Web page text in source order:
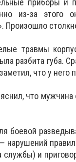
приборы и
из-за
Произошло
травмы
разбита губа.
что у него
что
боевой
нарушений
и